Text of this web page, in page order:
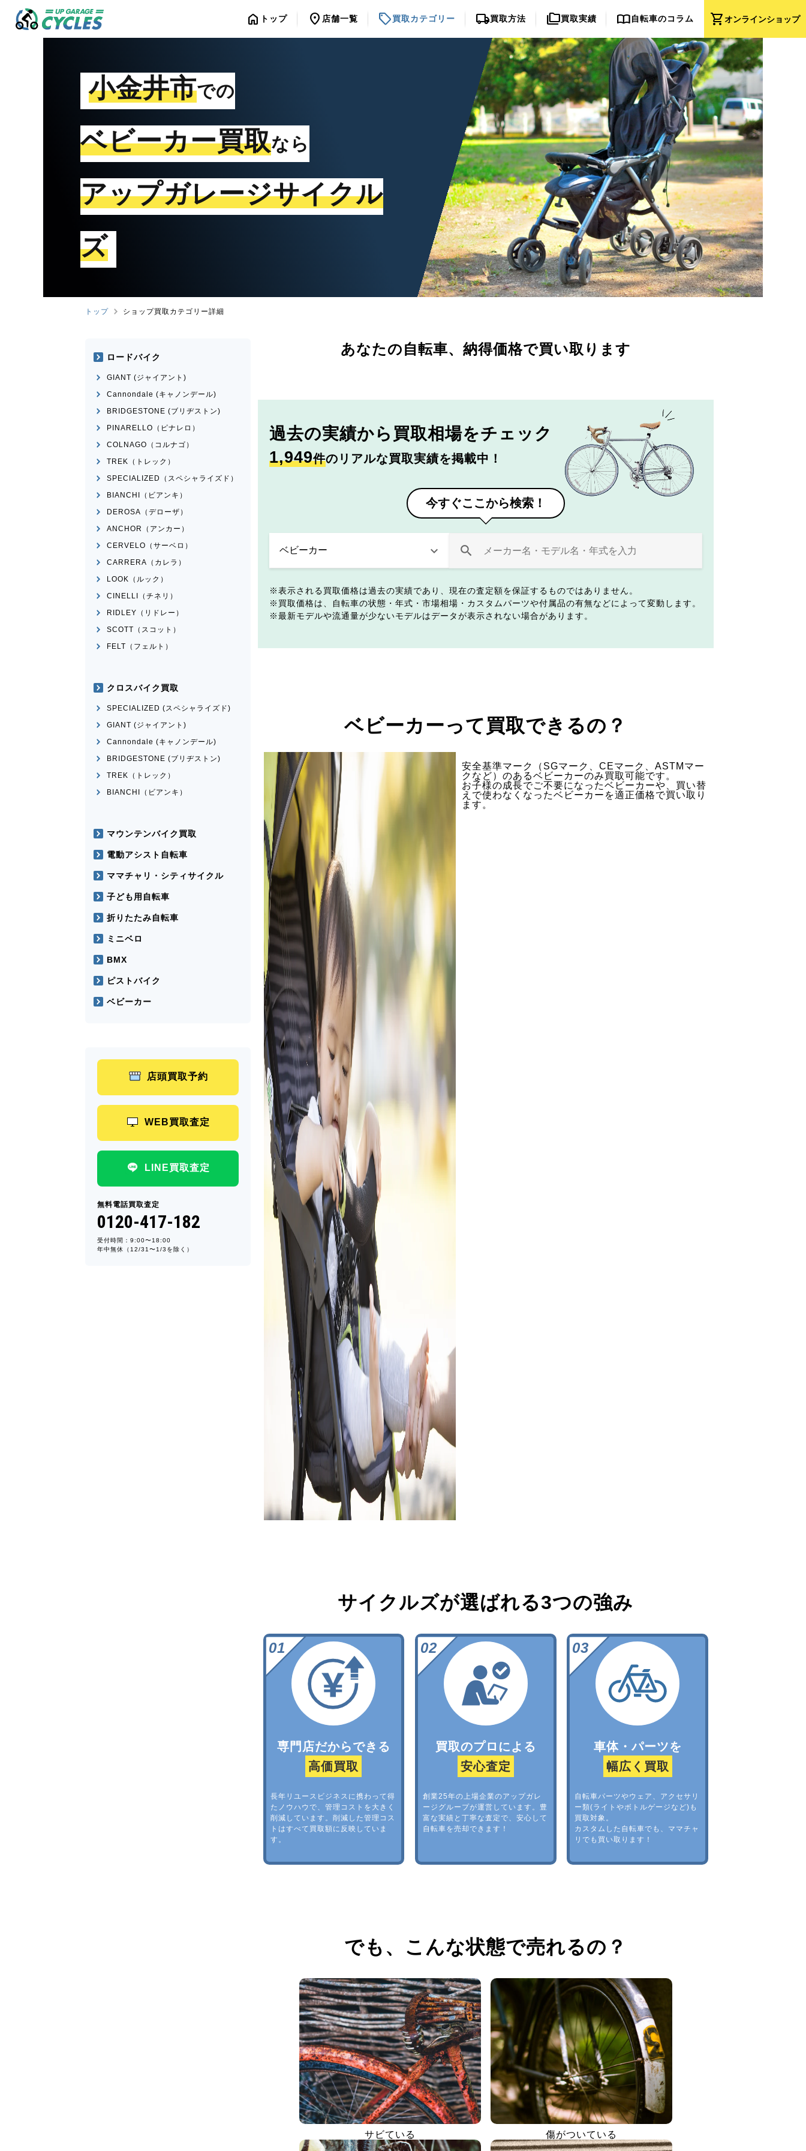
shopping_cartオンラインショップ
home トップ location_on 店舗一覧 sell買取カテゴリー local_shipping買取方法 folder_copy買取実績 import_contacts自転車のコラム
小金井市での
ベビーカー買取なら
アップガレージサイクル
ズ
トップ ショップ買取カテゴリー詳細
あなたの自転車、 納得価格で買い取ります
過去の実績から 買取相場をチェック
1,949件のリアルな買取実績を掲載中！
今すぐここから検索！
表示される買取価格は過去の実績であり、現在の査定額を保証するものではありません。
買取価格は、自転車の状態・年式・市場相場・カスタムパーツや付属品の有無などによって変動します。
最新モデルや流通量が少ないモデルはデータが表示されない場合があります。
ベビーカーって買取できるの？
安全基準マーク（SGマーク、CEマーク、ASTMマー
クなど）のあるベビーカーのみ買取可能です。
お子様の成長でご不要になったベビーカーや、買い替
えで使わなくなったベビーカーを適正価格で買い取り
ます。
サイクルズが選ばれる3つの強み
専門店だからできる
高価買取
長年リユースビジネスに携わって得
たノウハウで、管理コストを大きく
削減しています。削減した管理コス
トはすべて買取額に反映していま
す。
買取のプロによる
安心査定
創業25年の上場企業のアップガレ
ージグループが運営しています。豊
富な実績と丁寧な査定で、安心して
自転車を売却できます！
車体・パーツを
幅広く買取
自転車パーツやウェア、アクセサリ
ー類(ライトやボトルゲージなど)も
買取対象。
カスタムした自転車でも、ママチャ
リでも買い取ります！
でも、 こんな状態で売れるの？
サビている 傷がついている
ロードバイク
GIANT (ジャイアント)
Cannondale (キャノンデール)
BRIDGESTONE (ブリヂストン)
PINARELLO（ピナレロ）
COLNAGO（コルナゴ）
TREK（トレック）
SPECIALIZED（スペシャライズド）
BIANCHI（ビアンキ）
DEROSA（デローザ）
ANCHOR（アンカー）
CERVELO（サーベロ）
CARRERA（カレラ）
LOOK（ルック）
CINELLI（チネリ）
RIDLEY（リドレー）
SCOTT（スコット）
FELT（フェルト）
クロスバイク買取
SPECIALIZED (スペシャライズド)
GIANT (ジャイアント)
Cannondale (キャノンデール)
BRIDGESTONE (ブリヂストン)
TREK（トレック）
BIANCHI（ビアンキ）
マウンテンバイク買取
電動アシスト自転車
ママチャリ・シティサイクル
子ども用自転車
折りたたみ自転車
ミニベロ
BMX
ピストバイク
ベビーカー
店頭買取予約
WEB買取査定
LINE買取査定
無料電話買取査定
0120-417-182
受付時間：9:00〜18:00
年中無休（12/31〜1/3を除く）